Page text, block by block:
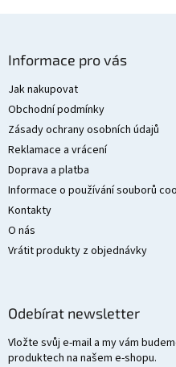
Informace pro vás
Jak nakupovat
Obchodní podmínky
Zásady ochrany osobních údajů
Reklamace a vrácení
Doprava a platba
Informace o používání souborů
Kontakty
O nás
Vrátit produkty z objednávky
Odebírat newsletter
Vložte svůj e-mail a my vám
produktech na našem e-shopu.